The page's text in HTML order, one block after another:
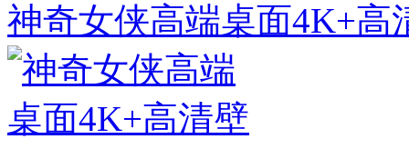
神奇女侠高端桌面4K+高